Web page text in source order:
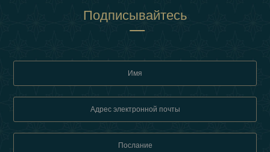
Подписывайтесь